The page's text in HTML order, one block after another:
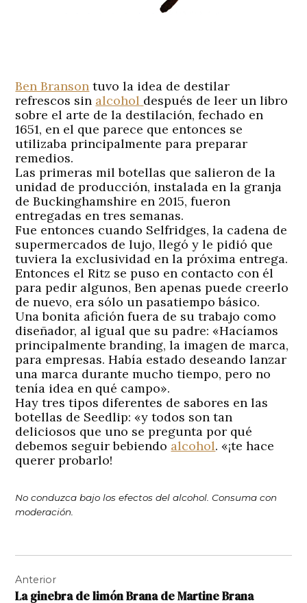
Ben Branson tuvo la idea de destilar
refrescos sin alcohol después de leer un libro
sobre el arte de la destilación, fechado en
1651, en el que parece que entonces se
utilizaba principalmente para preparar
remedios.
Las primeras mil botellas que salieron de la
unidad de producción, instalada en la granja
de Buckinghamshire en 2015, fueron
entregadas en tres semanas.
Fue entonces cuando Selfridges, la cadena de
supermercados de lujo, llegó y le pidió que
tuviera la exclusividad en la próxima entrega.
Entonces el Ritz se puso en contacto con él
para pedir algunos, Ben apenas puede creerlo
de nuevo, era sólo un pasatiempo básico.
Una bonita afición fuera de su trabajo como
diseñador, al igual que su padre: «Hacíamos
principalmente branding, la imagen de marca,
para empresas. Había estado deseando lanzar
una marca durante mucho tiempo, pero no
tenía idea en qué campo».
Hay tres tipos diferentes de sabores en las
botellas de Seedlip: «y todos son tan
deliciosos que uno se pregunta por qué
debemos seguir bebiendo alcohol. «¡te hace
querer probarlo!
No conduzca bajo los efectos del alcohol. Consuma con
moderación.
de
Anterior
La ginebra de limón Brana de Martine Brana